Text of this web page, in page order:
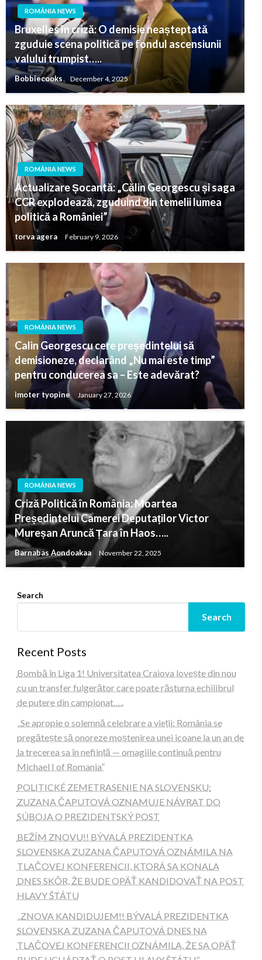
ROMÂNIA NEWS
Bruxelles în criză: O demisie neașteptată
zguduie scena politică pe fondul ascensiunii
valului trumpist…..
Bobbiecooks December 4, 2025
ROMÂNIA NEWS
Actualizare Șocantă: „Călin Georgescu și saga
CCR explodează, zguduind din temelii lumea
politică a României”
torva agera February 9, 2026
ROMÂNIA NEWS
Calin Georgescu cere președintelui să
demisioneze, declarând „Nu mai este timp”
pentru conducerea sa – Este adevărat?
imoter tyopine January 27, 2026
ROMÂNIA NEWS
Criză Politică în România: Moartea
Președintelui Camerei Deputaților Victor
Mureșan Aruncă Țara în Haos…..
Barnabas Aondoakaa November 22, 2025
Search
Search
Recent Posts
Bombă în Liga 1! Universitatea Craiova lovește din nou
cu un transfer fulgerător care poate răsturna echilibrul
de putere din campionat…..
„Se apropie o solemnă celebrare a vieții: România se
pregătește să onoreze moștenirea unei icoane la un an de
la trecerea sa în neființă — omagiile continuă pentru
Michael I of Romania”
POLITICKÉ ZEMETRASENIE NA SLOVENSKU:
ZUZANA ČAPUTOVÁ OZNAMUJE NÁVRAT DO
SÚBOJA O PREZIDENTSKÝ POST
BEŽÍM ZNOVU!! BÝVALÁ PREZIDENTKA
SLOVENSKA ZUZANA ČAPUTOVÁ OZNÁMILA NA
TLAČOVEJ KONFERENCII, KTORÁ SA KONALA
DNES SKÔR, ŽE BUDE OPÄŤ KANDIDOVAŤ NA POST
HLAVY ŠTÁTU
„ZNOVA KANDIDUJEM!! BÝVALÁ PREZIDENTKA
SLOVENSKA ZUZANA ČAPUTOVÁ DNES NA
TLAČOVEJ KONFERENCII OZNÁMILA, ŽE SA OPÄŤ